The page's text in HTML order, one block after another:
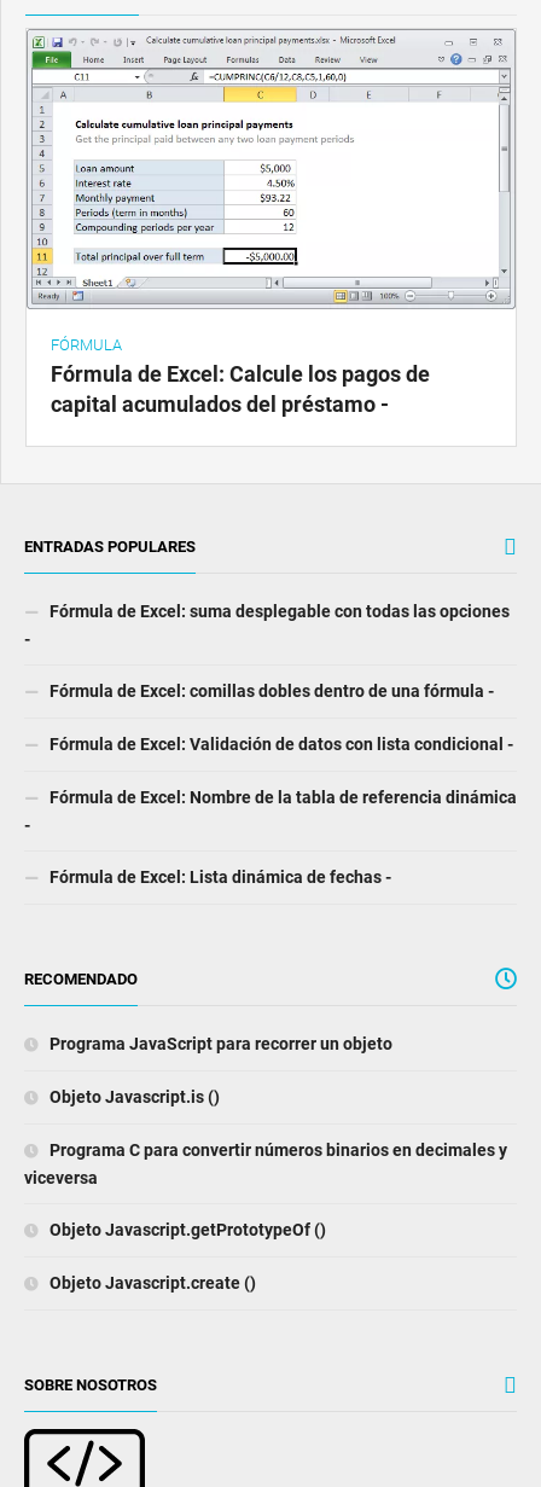
FÓRMULA
Fórmula de Excel: Calcule los pagos de
capital acumulados del préstamo -
ENTRADAS POPULARES
Fórmula de Excel: suma desplegable con todas las opciones
-
Fórmula de Excel: comillas dobles dentro de una fórmula -
Fórmula de Excel: Validación de datos con lista condicional -
Fórmula de Excel: Nombre de la tabla de referencia dinámica
-
Fórmula de Excel: Lista dinámica de fechas -
RECOMENDADO
Programa JavaScript para recorrer un objeto
Objeto Javascript.is ()
Programa C para convertir números binarios en decimales y
viceversa
Objeto Javascript.getPrototypeOf ()
Objeto Javascript.create ()
SOBRE NOSOTROS